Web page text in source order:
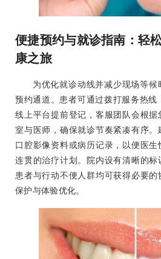
便捷预约与就诊指南：轻
康之旅
为优化就诊动线并减少现场等
预约通道。患者可通过拨打服务热线
线上平台提前登记，客服团队会根
室与医师，确保就诊节奏紧凑有序
口腔影像资料或病历记录，以便医
连贯的治疗计划。院内设有清晰的
患者与行动不便人群均可获得必要
保护与体验优化。